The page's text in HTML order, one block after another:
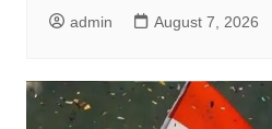
admin August 7, 2026